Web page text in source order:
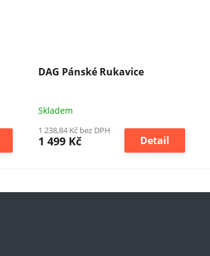
DAG Pánské Rukavice
Skladem
1 238,84 Kč bez DPH
1 499 Kč Detail